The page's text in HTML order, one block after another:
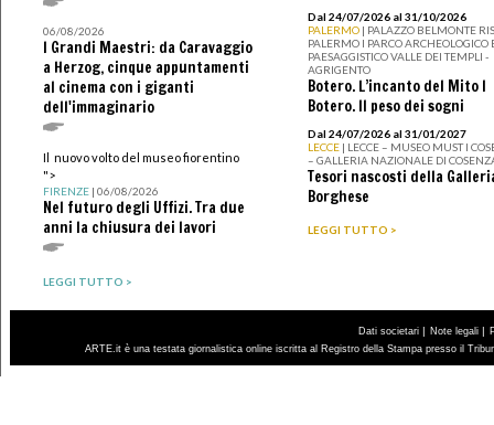
06/08/2026
I Grandi Maestri: da Caravaggio
a Herzog, cinque appuntamenti
al cinema con i giganti
dell'immaginario
Il nuovo volto del museo fiorentino
">
FIRENZE| 06/08/2026
Nel futuro degli Uffizi. Tra due
anni la chiusura dei lavori
LEGGI TUTTO >
Dal 24/07/2026 al 31/10/2026
PALERMO | PALAZZO BELMONTE
PALERMO I PARCO ARCHEOLOGICO
PAESAGGISTICO VALLE DEI TEMPLI -
AGRIGENTO
Botero. L’incanto del Mito I
Botero. Il peso dei sogni
Dal 24/07/2026 al 31/01/2027
LECCE | LECCE – MUSEO MUST I
– GALLERIA NAZIONALE DI
Tesori nascosti della
Borghese
LEGGI TUTTO >
Dati societari | Note legali |
ARTE.it è una testata giornalistica online iscritta al Registro della Stampa presso il